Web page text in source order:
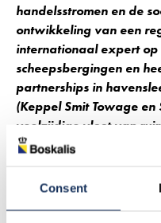
Consent
handelsstromen en de
ontwikkeling van een
internationaal expert
scheepsbergingen en
partnerships in
(Keppel Smit Towage en
veelzijdige vloot van
en 9.600 medewerkers,
Horizons.